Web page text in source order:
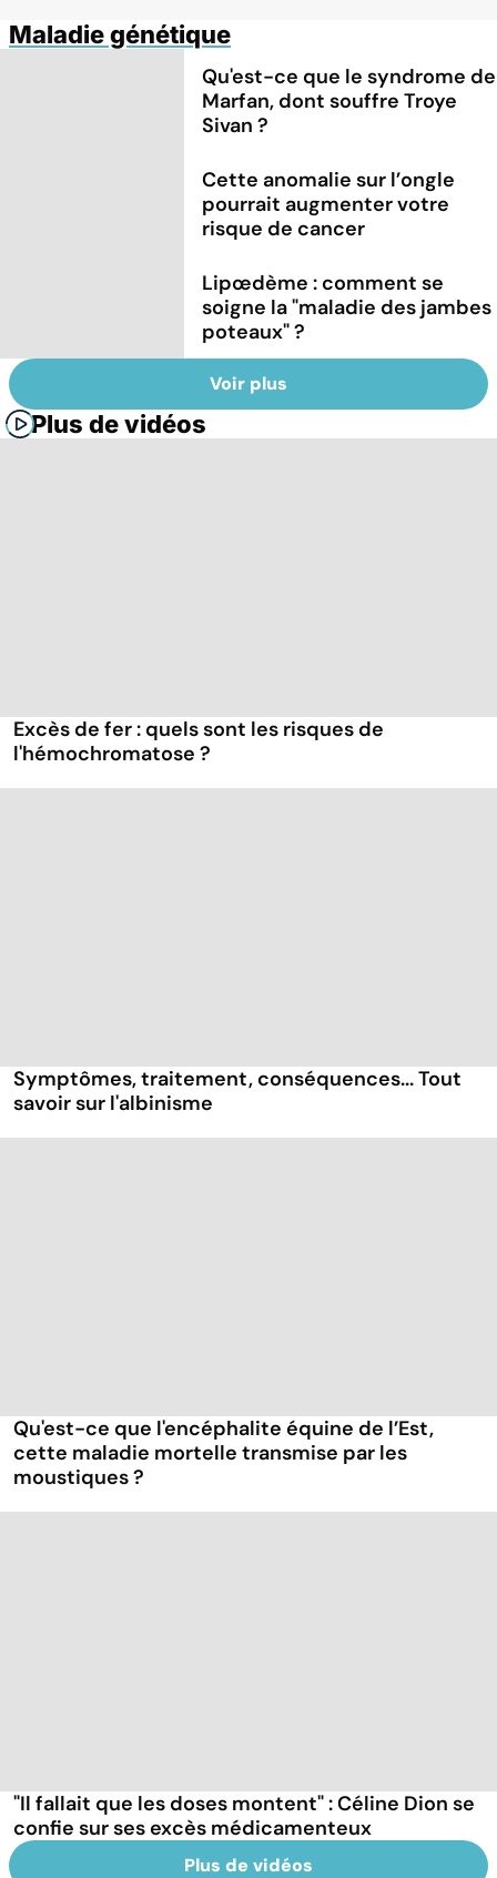
Maladie génétique
Qu'est-ce que le syndrome de
Marfan, dont souffre Troye
Sivan ?
Cette anomalie sur l’ongle
pourrait augmenter votre
risque de cancer
Lipœdème : comment se
soigne la "maladie des jambes
poteaux" ?
Voir plus
Plus de vidéos
Excès de fer : quels sont les risques de
l'hémochromatose ?
Symptômes, traitement, conséquences... Tout
savoir sur l'albinisme
Qu'est-ce que l'encéphalite équine de l’Est,
cette maladie mortelle transmise par les
moustiques ?
"Il fallait que les doses montent" : Céline Dion se
confie sur ses excès médicamenteux
Plus de vidéos